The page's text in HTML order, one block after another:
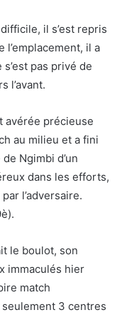
il s’est repris
l’emplacement, il a
pas privé de
l’avant.
avérée précieuse
au milieu et a fini
Ngimbi d’un
dans les efforts,
l’adversaire.
le boulot, son
immaculés hier
match
3 centres